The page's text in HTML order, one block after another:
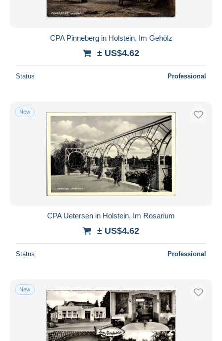
CPA Pinneberg in Holstein, Im Gehölz
± US$4.62
Status Professional
New
CPA Uetersen in Holstein, Im Rosarium
± US$4.62
Status Professional
New